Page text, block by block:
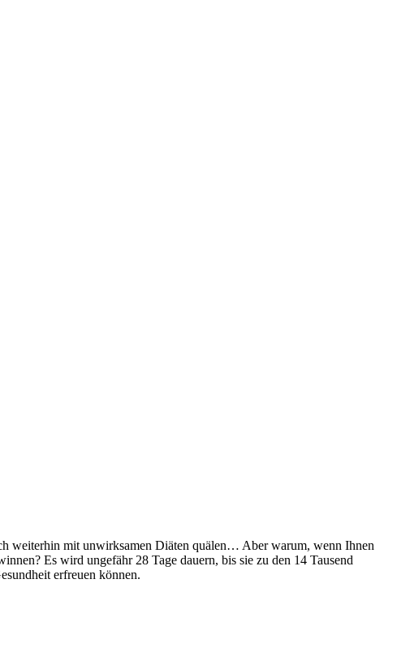
weiterhin mit unwirksamen Diäten quälen… Aber warum, wenn Ihnen
Es wird ungefähr 28 Tage dauern, bis sie zu den 14 Tausend
erfreuen können.